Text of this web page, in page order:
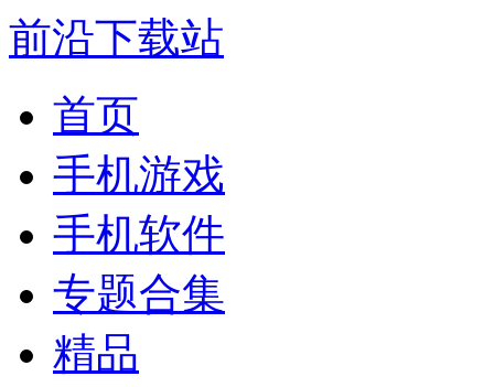
前沿下载站
首页
手机游戏
手机软件
专题合集
精品